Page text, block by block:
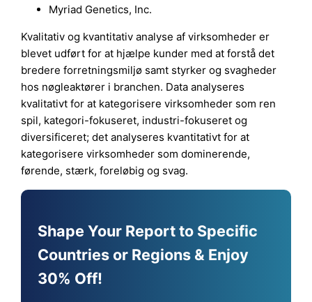
Myriad Genetics, Inc.
Kvalitativ og kvantitativ analyse af virksomheder er
blevet udført for at hjælpe kunder med at forstå det
bredere forretningsmiljø samt styrker og svagheder
hos nøgleaktører i branchen. Data analyseres
kvalitativt for at kategorisere virksomheder som ren
spil, kategori-fokuseret, industri-fokuseret og
diversificeret; det analyseres kvantitativt for at
kategorisere virksomheder som dominerende,
førende, stærk, foreløbig og svag.
Shape Your Report to Specific
Countries or Regions & Enjoy
30% Off!